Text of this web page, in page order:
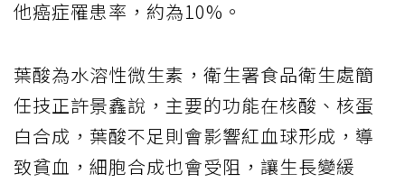
他癌症罹患率，約為10%。
葉酸為水溶性微生素，衛生署食品衛生處簡
任技正許景鑫說，主要的功能在核酸、核蛋
白合成，葉酸不足則會影響紅血球形成，導
致貧血，細胞合成也會受阻，讓生長變緩